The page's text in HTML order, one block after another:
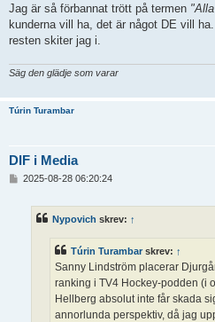
Jag är så förbannat trött på termen
kunderna vill ha, det är något DE vill
resten skiter jag i.
Säg den glädje som varar
Túrin Turambar
DIF i Media
2025-08-28 06:20:24
Nypovich skrev: ↑
Túrin Turambarskrev: ↑
Sanny Lindström placerar
ranking i TV4 Hockey-podden (i
Hellberg absolut inte får skada
annorlunda perspektiv, då jag